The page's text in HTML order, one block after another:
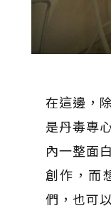
在這邊，
是丹毒專
內一整面
創作，而
們，也可